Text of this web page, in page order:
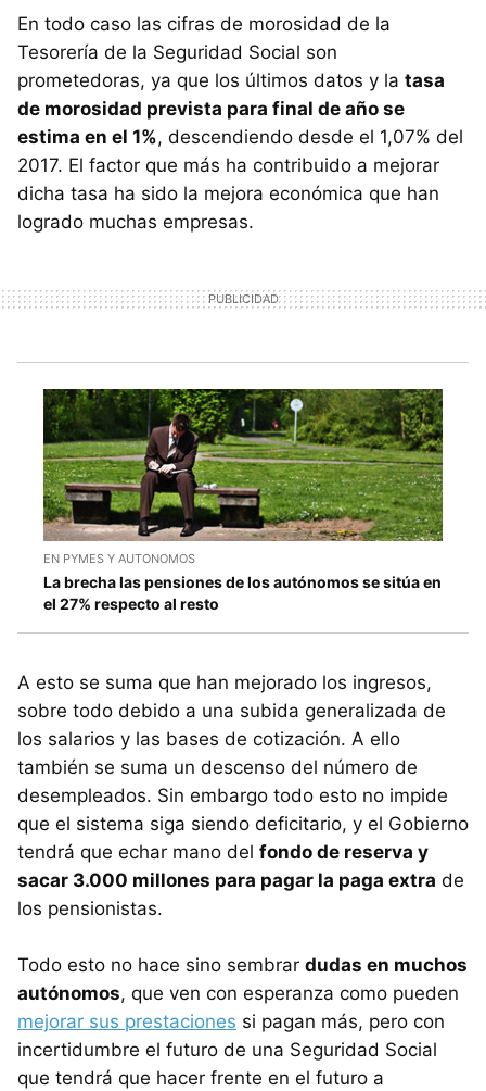
En todo caso las cifras de morosidad de la
Tesorería de la Seguridad Social son
prometedoras, ya que los últimos datos y la tasa
de morosidad prevista para final de año se
estima en el 1%, descendiendo desde el 1,07% del
2017. El factor que más ha contribuido a mejorar
dicha tasa ha sido la mejora económica que han
logrado muchas empresas.
EN PYMES Y AUTONOMOS
La brecha las pensiones de los autónomos se sitúa en
el 27% respecto al resto
A esto se suma que han mejorado los ingresos,
sobre todo debido a una subida generalizada de
los salarios y las bases de cotización. A ello
también se suma un descenso del número de
desempleados. Sin embargo todo esto no impide
que el sistema siga siendo deficitario, y el Gobierno
tendrá que echar mano del fondo de reserva y
sacar 3.000 millones para pagar la paga extra de
los pensionistas.
Todo esto no hace sino sembrar dudas en muchos
autónomos, que ven con esperanza como pueden
mejorar sus prestaciones si pagan más, pero con
incertidumbre el futuro de una Seguridad Social
que tendrá que hacer frente en el futuro a